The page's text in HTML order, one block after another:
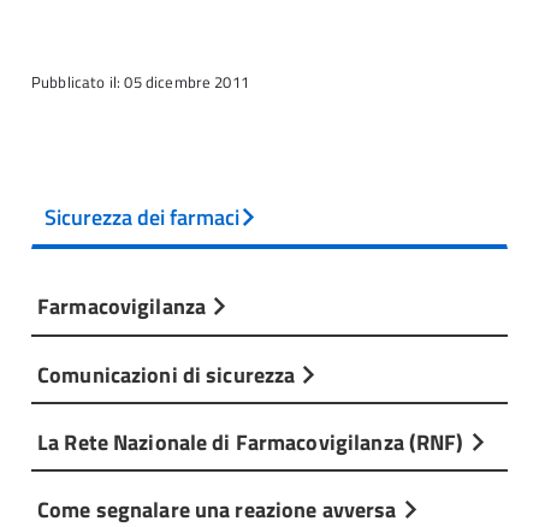
Pubblicato il: 05 dicembre 2011
Sicurezza dei farmaci
Farmacovigilanza
Comunicazioni di sicurezza
La Rete Nazionale di Farmacovigilanza (RNF)
Come segnalare una reazione avversa